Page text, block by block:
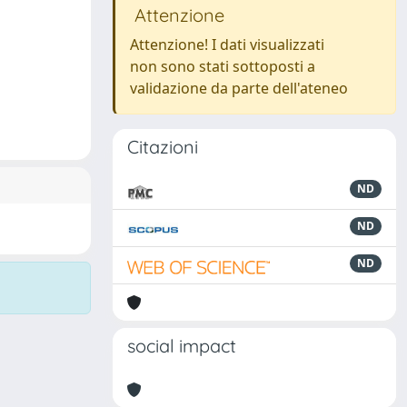
Attenzione
Attenzione! I dati visualizzati
non sono stati sottoposti a
validazione da parte dell'ateneo
Citazioni
ND
ND
ND
social impact